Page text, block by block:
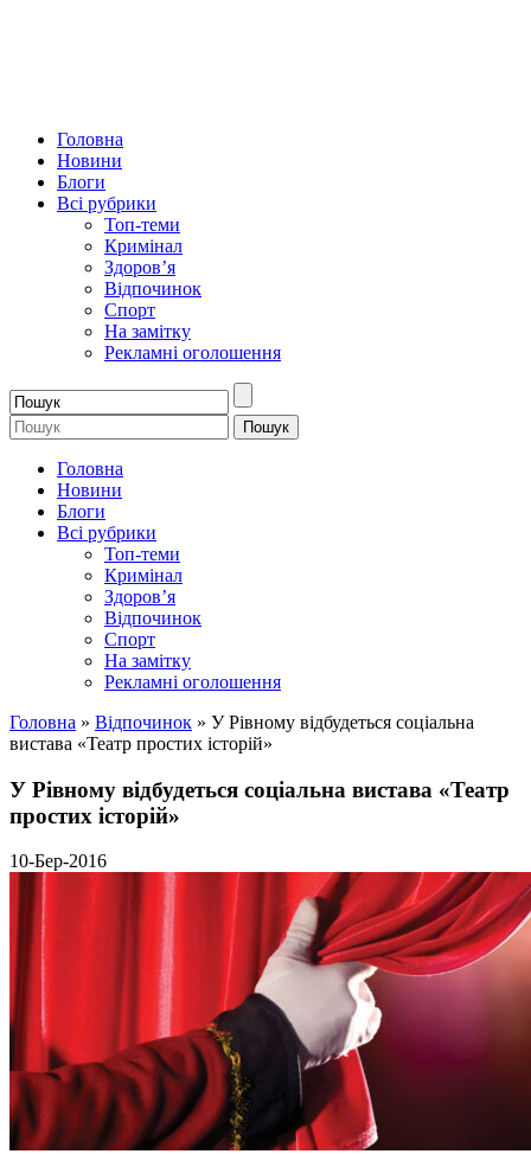
Головна
Новини
Блоги
Всі рубрики
Топ-теми
Кримінал
Здоров’я
Відпочинок
Спорт
На замітку
Рекламні оголошення
Головна
Новини
Блоги
Всі рубрики
Топ-теми
Кримінал
Здоров’я
Відпочинок
Спорт
На замітку
Рекламні оголошення
Головна » Відпочинок » У Рівному відбудеться соціальна
вистава «Театр простих історій»
У Рівному відбудеться соціальна вистава «Театр
простих історій»
10-Бер-2016